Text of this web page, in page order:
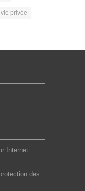
vie privée
Internet
des